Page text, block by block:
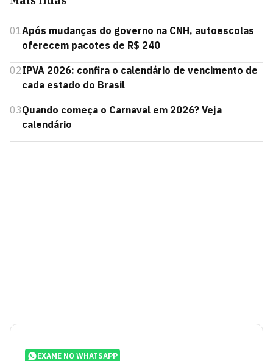
01Após mudanças do governo na CNH, autoescolas
oferecem pacotes de R$ 240
02IPVA 2026: confira o calendário de vencimento de
cada estado do Brasil
03Quando começa o Carnaval em 2026? Veja
calendário
EXAME NO WHATSAPP